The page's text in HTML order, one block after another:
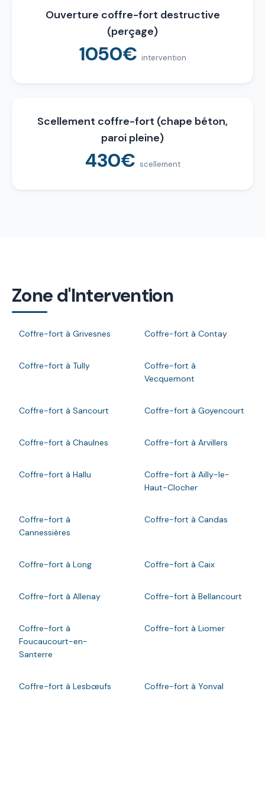
Ouverture coffre-fort destructive
(perçage)
1050€ intervention
Scellement coffre-fort (chape béton,
paroi pleine)
430€ scellement
Zone d'Intervention
Coffre-fort à Grivesnes Coffre-fort à Contay
Coffre-fort à Tully
Coffre-fort à
Vecquemont
Coffre-fort à Sancourt Coffre-fort à Goyencourt
Coffre-fort à Chaulnes Coffre-fort à Arvillers
Coffre-fort à Hallu
Coffre-fort à Ailly-le-
Haut-Clocher
Coffre-fort à
Cannessières
Coffre-fort à Candas
Coffre-fort à Long Coffre-fort à Caix
Coffre-fort à Allenay Coffre-fort à Bellancourt
Coffre-fort à
Foucaucourt-en-
Santerre
Coffre-fort à Liomer
Coffre-fort à Lesbœufs Coffre-fort à Yonval